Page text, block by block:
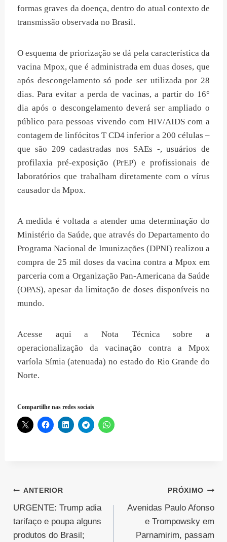
formas graves da doença, dentro do atual contexto de
transmissão observada no Brasil.
O esquema de priorização se dá pela característica da
vacina Mpox, que é administrada em duas doses, que
após descongelamento só pode ser utilizada por 28
dias. Para evitar a perda de vacinas, a partir do 16°
dia após o descongelamento deverá ser ampliado o
público para pessoas vivendo com HIV/AIDS com a
contagem de linfócitos T CD4 inferior a 200 células –
que são 209 cadastradas nos SAEs -, usuários de
profilaxia pré-exposição (PrEP) e profissionais de
laboratórios que trabalham diretamente com o vírus
causador da Mpox.
A medida é voltada a atender uma determinação do
Ministério da Saúde, que através do Departamento do
Programa Nacional de Imunizações (DPNI) realizou a
compra de 25 mil doses da vacina contra a Mpox em
parceria com a Organização Pan-Americana da Saúde
(OPAS), apesar da limitação de doses disponíveis no
mundo.
Acesse aqui a Nota Técnica sobre a
operacionalização da vacinação contra a Mpox
varíola Símia (atenuada) no estado do Rio Grande do
Norte.
Compartilhe nas redes sociais
Navegação
de
Post
ANTERIOR
URGENTE: Trump adia
tarifaço e poupa alguns
produtos do Brasil;
PRÓXIMO
Avenidas Paulo Afonso
e Trompowsky em
Parnamirim, passam